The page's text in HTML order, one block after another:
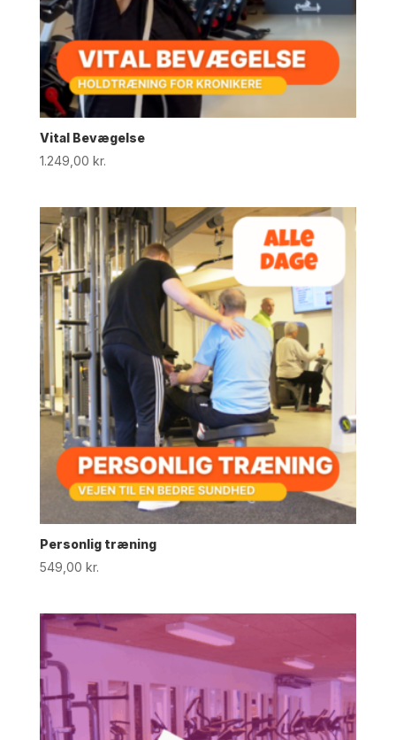
Vital Bevægelse
1.249,00 kr.
Personlig træning
549,00 kr.